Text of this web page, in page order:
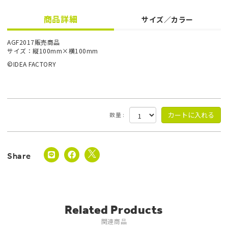
商品詳細 サイズ／カラー
AGF2017販売商品
サイズ：縦100mm×横100mm
©IDEA FACTORY
数量 :
Related Products
関連商品